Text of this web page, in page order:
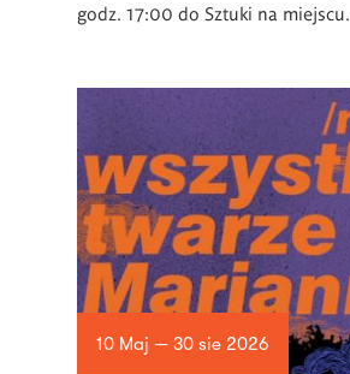
godz. 17:00 do Sztuki na miejscu.
10 Maj — 30 sie 2026